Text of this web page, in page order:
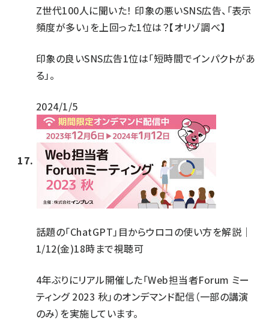
Z世代100人に聞いた！ 印象の悪いSNS広告、「表示
頻度が多い」を上回った1位は？【オリゾ調べ】
印象の良いSNS広告1位は「短時間でインパクトがあ
る」。
2024/1/5
話題の「ChatGPT」目からウロコの使い方を解説｜
1/12(金)18時まで視聴可
4年ぶりにリアル開催した「Web担当者Forum ミー
ティング 2023 秋」のオンデマンド配信（一部の講演
のみ）を実施しています。